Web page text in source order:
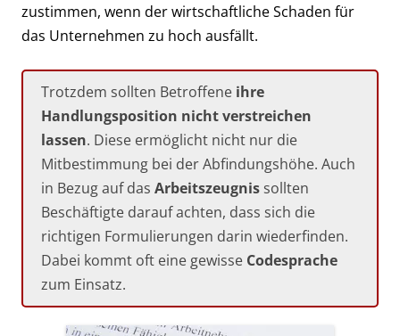
zustimmen, wenn der wirtschaftliche Schaden für
das Unternehmen zu hoch ausfällt.
Trotzdem sollten Betroffene ihre
Handlungsposition nicht verstreichen
lassen. Diese ermöglicht nicht nur die
Mitbestimmung bei der Abfindungshöhe. Auch
in Bezug auf das Arbeitszeugnis sollten
Beschäftigte darauf achten, dass sich die
richtigen Formulierungen darin wiederfinden.
Dabei kommt oft eine gewisse Codesprache
zum Einsatz.